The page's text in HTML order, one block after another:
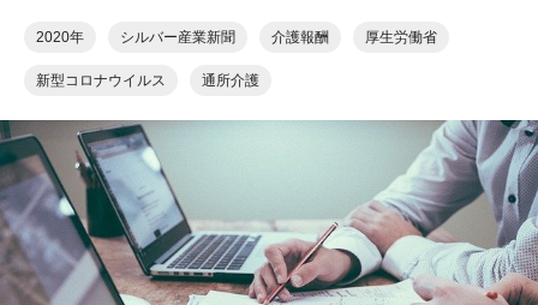
2020年 シルバー産業新聞 介護報酬 厚生労働省
新型コロナウイルス 通所介護